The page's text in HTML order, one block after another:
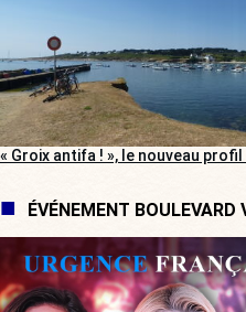
« Groix antifa ! », le nouveau
ÉVÉNEMENT BOULEVARD